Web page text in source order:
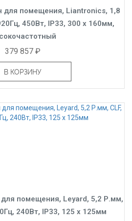
для помещения, Liantronics, 1,8
450Вт, IP33, 300 x 160мм,
379 857 ₽
В КОРЗИНУ
помещения, Leyard, 5,2 Р.мм,
240Вт, IP33, 125 x 125мм